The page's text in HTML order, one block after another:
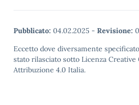
Pubblicato: 04.02.2025 - Revisione:
Eccetto dove diversamente
stato rilasciato sotto Licenza Creative
Attribuzione 4.0 Italia.